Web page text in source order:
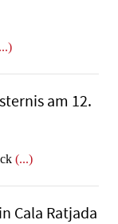
am 12.
(...)
Cala Ratjada